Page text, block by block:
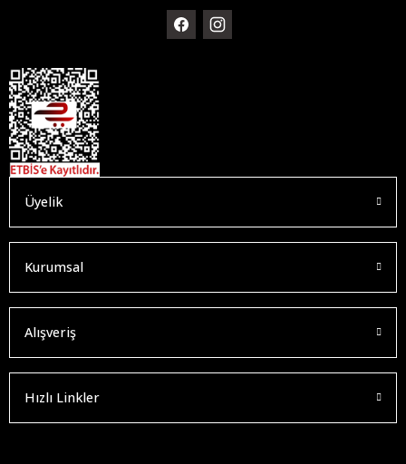
Üyelik
Kurumsal
Alışveriş
Hızlı Linkler